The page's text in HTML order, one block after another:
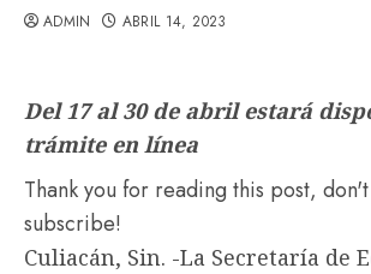
ADMIN ABRIL 14, 2023
Del 17 al 30 de abril estará
trámite en línea
Thank you for reading this post,
subscribe!
Culiacán, Sin. -La Secretaría de